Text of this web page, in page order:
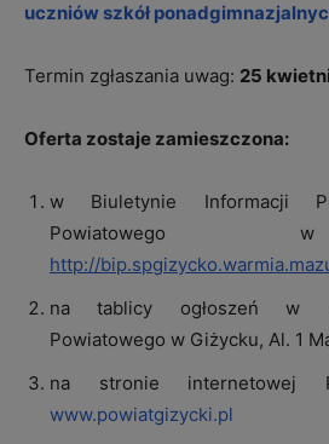
uczniów szkół
Termin zgłaszania uwag: 25
Oferta zostaje zamieszczona:
w Biuletynie Informacji
Powiatowego
http://
na tablicy ogłoszeń w
Powiatowego w Giżycku, Al. 1
na stronie internetowej
www.powiatgizycki.pl